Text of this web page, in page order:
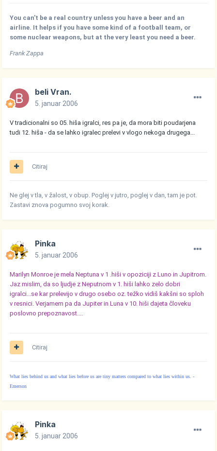
You can't be a real country unless you have a beer and an
airline. It helps if you have some kind of a football team, or
some nuclear weapons, but at the very least you need a beer.
Frank Zappa
beli Vran.
5. januar 2006
V tradicionalni so 05. hiša igralci, res pa je, da mora biti poudarjena
tudi 12. hiša - da se lahko igralec prelevi v vlogo nekoga drugega...
Citiraj
Ne glej v tla, v žalost, v obup. Poglej v jutro, poglej v dan, tam je pot.
Zastavi znova pogumno svoj korak.
Pinka
5. januar 2006
Marilyn Monroe je mela Neptuna v 1 .hiši v opoziciji z Luno in Jupitrom.
Jaz mislim, da so ljudje z Neputnom v 1. hiši lahko zelo dobri
igralci...se kar prelevijo v drugo osebo oz. težko vidiš kakšni so sploh
v resnici. Verjamem pa da Jupiter in Luna v 10. hiši dajeta človeku
poslovno prepoznavost....
Citiraj
What lies behind us and what lies before us are tiny matters compared to what lies within us. -
Emerson
Pinka
5. januar 2006